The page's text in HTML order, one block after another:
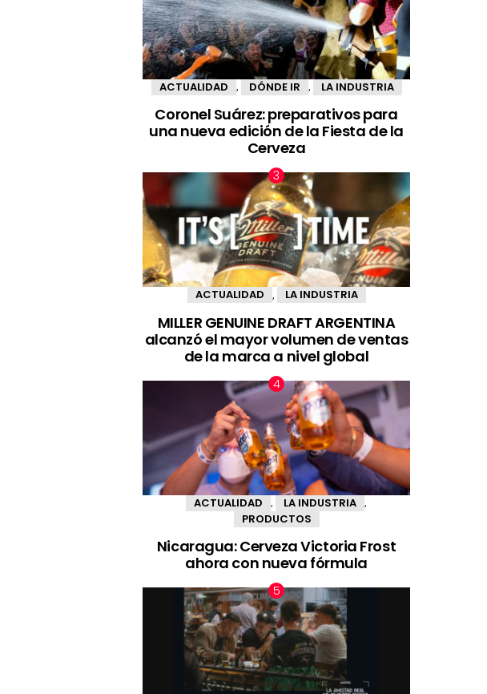
ACTUALIDAD DÓNDE IR LA INDUSTRIA
Coronel Suárez: preparativos para
una nueva edición de la Fiesta de la
Cerveza
ACTUALIDAD LA INDUSTRIA
MILLER GENUINE DRAFT ARGENTINA
alcanzó el mayor volumen de ventas
de la marca a nivel global
ACTUALIDAD , LA INDUSTRIA ,
PRODUCTOS
Nicaragua: Cerveza Victoria Frost
ahora con nueva fórmula